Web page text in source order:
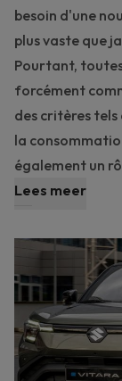
besoin d'une
plus vaste que
Pourtant,
forcément
des critères
la
également un
Lees meer